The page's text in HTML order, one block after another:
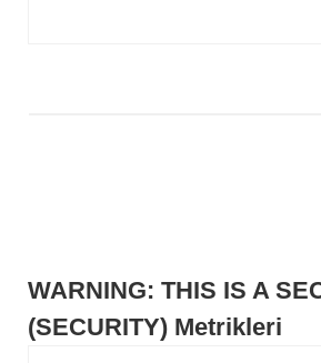
WARNING: THIS IS A
(SECURITY) Metrikleri